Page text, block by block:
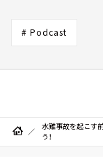
# Podcast
水難事故を起こす
う！